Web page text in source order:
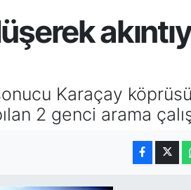
Karaçay köprüsü
2 genci arama